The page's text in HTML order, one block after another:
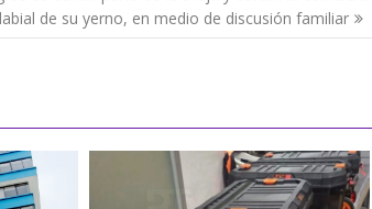
labial de su yerno, en medio de discusión familiar